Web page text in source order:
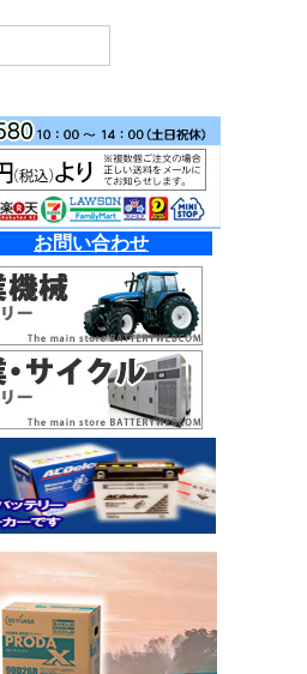
お問い合わせ